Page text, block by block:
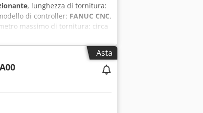
, lunghezza di tornitura:
di controller: FANUC CNC,
massimo di tornitura: circa
del mandrino
Peso della macchina: circa
Potenza nominale:
10 kA Potenza del motore
Costruzione robusta della
che richiede poco
Dedpeznb Ntjfx Af Eekr
Asta